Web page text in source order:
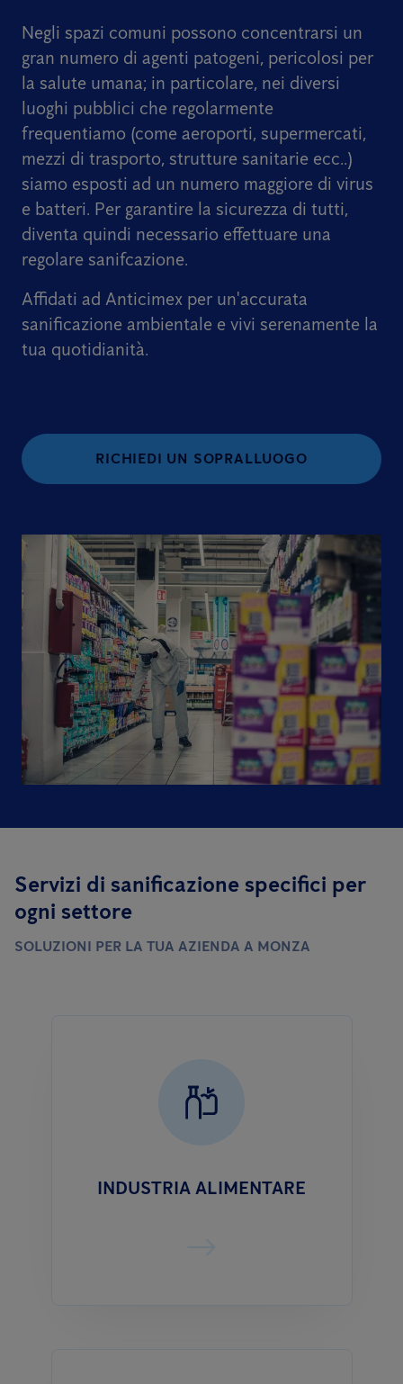
Negli spazi comuni possono concentrarsi un
gran numero di agenti patogeni, pericolosi per
la salute umana; in particolare, nei diversi
luoghi pubblici che regolarmente
frequentiamo (come aeroporti, supermercati,
mezzi di trasporto, strutture sanitarie ecc..)
siamo esposti ad un numero maggiore di virus
e batteri. Per garantire la sicurezza di tutti,
diventa quindi necessario effettuare una
regolare sanifcazione.
Affidati ad Anticimex per un'accurata
sanificazione ambientale e vivi serenamente la
tua quotidianità.
RICHIEDI UN SOPRALLUOGO
Servizi di sanificazione specifici per
ogni settore
SOLUZIONI PER LA TUA AZIENDA A MONZA
INDUSTRIA ALIMENTARE